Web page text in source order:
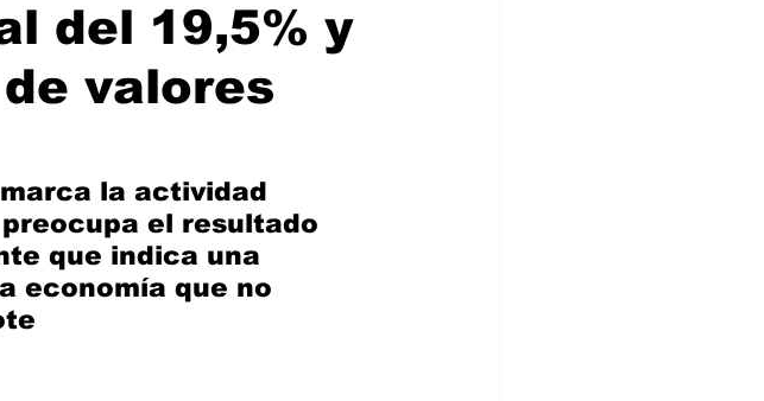
del 19,5% y
valores
la actividad
el resultado
que indica una
economía que no